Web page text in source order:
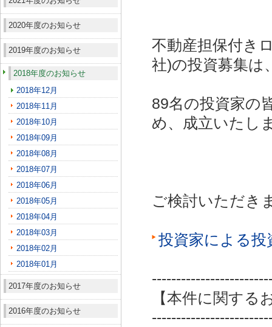
2020年度のお知らせ
2019年度のお知らせ
2018年度のお知らせ
2018年12月
2018年11月
2018年10月
2018年09月
2018年08月
2018年07月
2018年06月
2018年05月
2018年04月
2018年03月
2018年02月
2018年01月
2017年度のお知らせ
2016年度のお知らせ
不動産担保付き
社)の投資募集は
89名の投資家の
め、成立いたし
ご検討いただき
投資家による
【本件に関する